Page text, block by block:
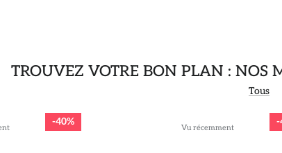
TROUVEZ VOTRE BON PLAN : NOS
Tous
Vu récemment
40%